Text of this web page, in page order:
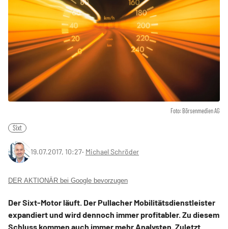
Foto: Börsenmedien AG
Sixt
19.07.2017, 10:27‧ Michael Schröder
DER AKTIONÄR bei Google bevorzugen
Der Sixt-Motor läuft. Der Pullacher Mobilitätsdienstleister
expandiert und wird dennoch immer profitabler. Zu diesem
Schluss kommen auch immer mehr Analysten. Zuletzt